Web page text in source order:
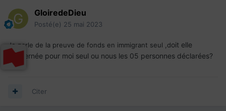
GloiredeDieu
Posté(e) 25 mai 2023
Je parle de la preuve de fonds en immigrant seul ,doit elle
concernée pour moi seul ou nous les 05 personnes déclarées?
Citer